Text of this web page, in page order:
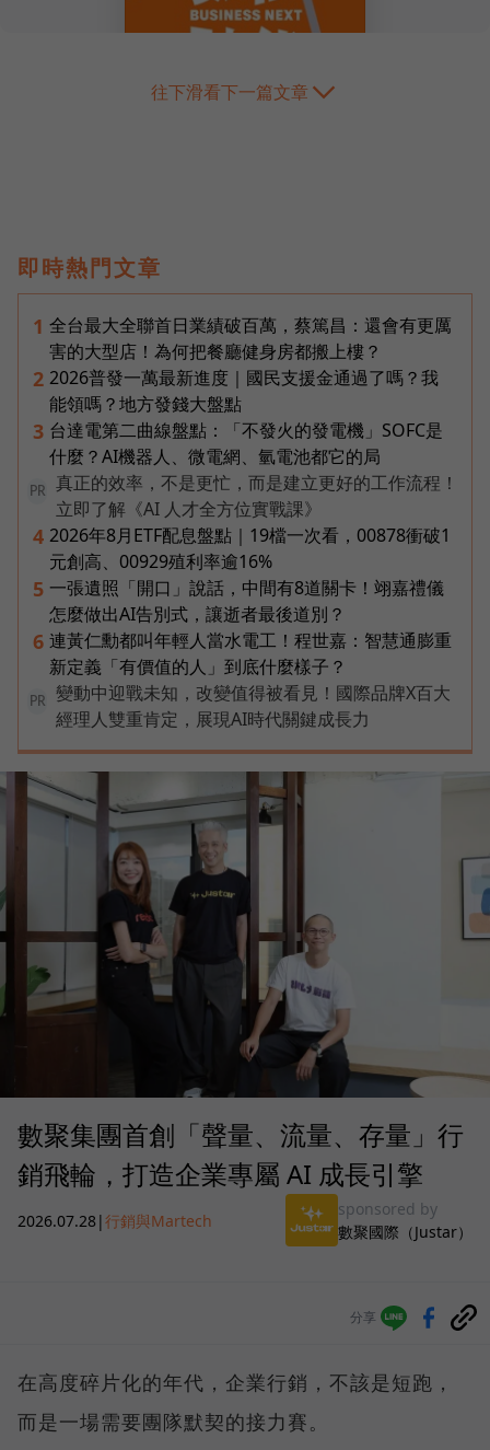
往下滑看下一篇文章
即時熱門文章
1 全台最大全聯首日業績破百萬，蔡篤昌：還會有更厲
害的大型店！為何把餐廳健身房都搬上樓？
2 2026普發一萬最新進度｜國民支援金通過了嗎？我
能領嗎？地方發錢大盤點
3 台達電第二曲線盤點：「不發火的發電機」SOFC是
什麼？AI機器人、微電網、氫電池都它的局
PR
真正的效率，不是更忙，而是建立更好的工作流程！
立即了解《AI 人才全方位實戰課》
4 2026年8月ETF配息盤點｜19檔一次看，00878衝破1
元創高、00929殖利率逾16%
5 一張遺照「開口」說話，中間有8道關卡！翊嘉禮儀
怎麼做出AI告別式，讓逝者最後道別？
6 連黃仁勳都叫年輕人當水電工！程世嘉：智慧通膨重
新定義「有價值的人」到底什麼樣子？
PR
變動中迎戰未知，改變值得被看見！國際品牌X百大
經理人雙重肯定，展現AI時代關鍵成長力
數聚集團首創「聲量、流量、存量」行
銷飛輪，打造企業專屬 AI 成長引擎
2026.07.28|行銷與Martech
sponsored by
數聚國際（Justar）
分享
在高度碎片化的年代，企業行銷，不該是短跑，
而是一場需要團隊默契的接力賽。